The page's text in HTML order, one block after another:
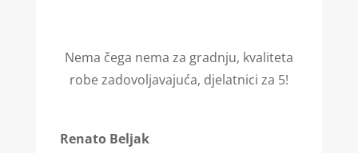
Nema čega nema za gradnju, kvaliteta
robe zadovoljavajuća, djelatnici za 5!
Renato Beljak